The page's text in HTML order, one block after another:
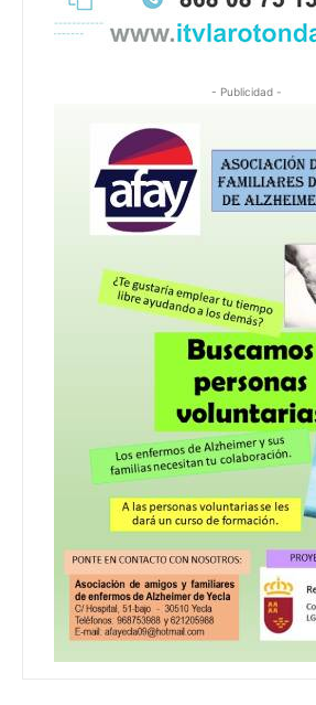
- Publicidad -